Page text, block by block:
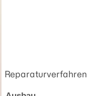
Reparaturverfahren